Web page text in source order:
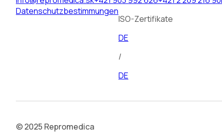
Datenschutzbestimmungen
ISO-Zertifikate
DE
/
DE
© 2025 Repromedica